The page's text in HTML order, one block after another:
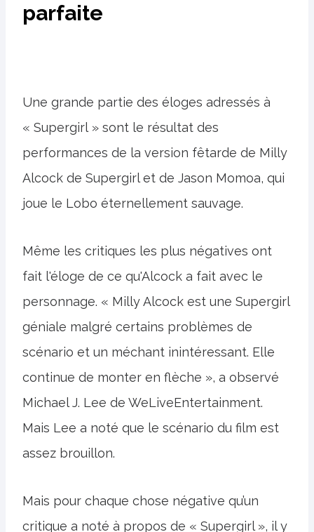
parfaite
Une grande partie des éloges adressés à
« Supergirl » sont le résultat des
performances de la version fêtarde de Milly
Alcock de Supergirl et de Jason Momoa, qui
joue le Lobo éternellement sauvage.
Même les critiques les plus négatives ont
fait l'éloge de ce qu'Alcock a fait avec le
personnage. « Milly Alcock est une Supergirl
géniale malgré certains problèmes de
scénario et un méchant inintéressant. Elle
continue de monter en flèche », a observé
Michael J. Lee de WeLiveEntertainment.
Mais Lee a noté que le scénario du film est
assez brouillon.
Mais pour chaque chose négative qu’un
critique a noté à propos de « Supergirl », il y